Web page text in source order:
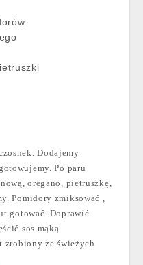
Dodajemy
Po paru
oregano, pietruszkę,
Pomidory zmiksować ,
gotować. Doprawić
sos mąką
zrobiony ze świeżych